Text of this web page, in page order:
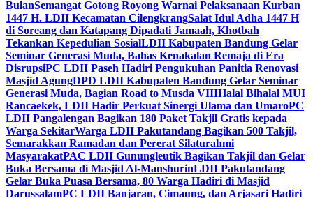
BulanSemangat Gotong Royong Warnai Pelaksanaan Kurban
1447 H. LDII Kecamatan CilengkrangSalat Idul Adha 1447 H
di Soreang dan Katapang Dipadati Jamaah, Khotbah
Tekankan Kepedulian SosialLDII Kabupaten Bandung Gelar
Seminar Generasi Muda, Bahas Kenakalan Remaja di Era
DisrupsiPC LDII Paseh Hadiri Pengukuhan Panitia Renovasi
Masjid AgungDPD LDII Kabupaten Bandung Gelar Seminar
Generasi Muda, Bagian Road to Musda VIIIHalal Bihalal MUI
Rancaekek, LDII Hadir Perkuat Sinergi Ulama dan UmaroPC
LDII Pangalengan Bagikan 180 Paket Takjil Gratis kepada
Warga SekitarWarga LDII Pakutandang Bagikan 500 Takjil,
Semarakkan Ramadan dan Pererat Silaturahmi
MasyarakatPAC LDII Gunungleutik Bagikan Takjil dan Gelar
Buka Bersama di Masjid Al-ManshurinLDII Pakutandang
Gelar Buka Puasa Bersama, 80 Warga Hadiri di Masjid
DarussalamPC LDII Banjaran, Cimaung, dan Arjasari Hadiri